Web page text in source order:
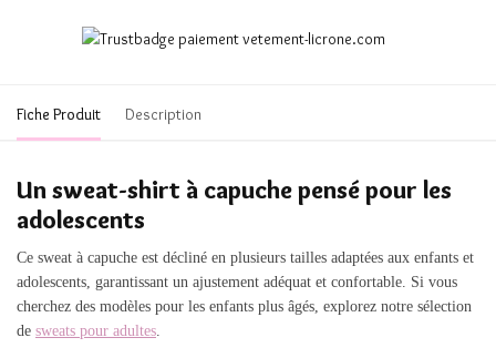
Fiche Produit Description
Un sweat-shirt à capuche pensé pour les
adolescents
Ce sweat à capuche est décliné en plusieurs tailles adaptées aux enfants et
adolescents, garantissant un ajustement adéquat et confortable. Si vous
cherchez des modèles pour les enfants plus âgés, explorez notre sélection
de sweats pour adultes.